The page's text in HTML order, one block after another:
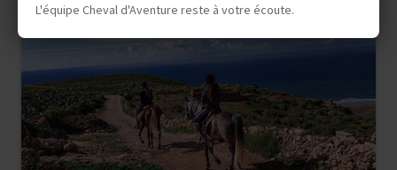
L'équipe Cheval d'Aventure reste à votre écoute.